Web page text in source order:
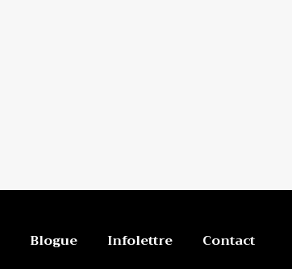
Blogue Infolettre Contact